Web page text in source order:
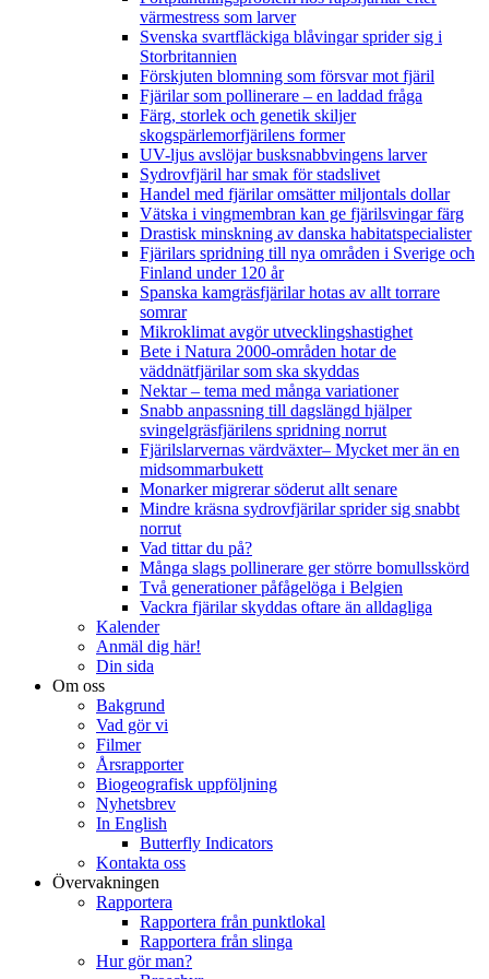
värmestress som larver
Svenska svartfläckiga blåvingar sprider sig i
Storbritannien
Förskjuten blomning som försvar mot fjäril
Fjärilar som pollinerare – en laddad fråga
Färg, storlek och genetik skiljer
skogspärlemorfjärilens former
UV-ljus avslöjar busksnabbvingens larver
Sydrovfjäril har smak för stadslivet
Handel med fjärilar omsätter miljontals dollar
Vätska i vingmembran kan ge fjärilsvingar färg
Drastisk minskning av danska habitatspecialister
Fjärilars spridning till nya områden i Sverige och
Finland under 120 år
Spanska kamgräsfjärilar hotas av allt torrare
somrar
Mikroklimat avgör utvecklingshastighet
Bete i Natura 2000-områden hotar de
väddnätfjärilar som ska skyddas
Nektar – tema med många variationer
Snabb anpassning till dagslängd hjälper
svingelgräsfjärilens spridning norrut
Fjärilslarvernas värdväxter– Mycket mer än en
midsommarbukett
Monarker migrerar söderut allt senare
Mindre kräsna sydrovfjärilar sprider sig snabbt
norrut
Vad tittar du på?
Många slags pollinerare ger större bomullsskörd
Två generationer påfågelöga i Belgien
Vackra fjärilar skyddas oftare än alldagliga
Kalender
Anmäl dig här!
Din sida
Om oss
Bakgrund
Vad gör vi
Filmer
Årsrapporter
Biogeografisk uppföljning
Nyhetsbrev
In English
Butterfly Indicators
Kontakta oss
Övervakningen
Rapportera
Rapportera från punktlokal
Rapportera från slinga
Hur gör man?